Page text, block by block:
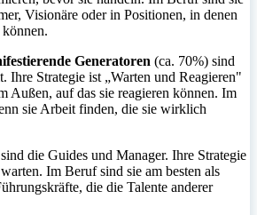
Visionäre oder in Positionen, in denen
Generatoren (ca. 70%) sind
Ihre Strategie ist „Warten und Reagieren"
Außen, auf das sie reagieren können. Im
sie Arbeit finden, die sie wirklich
die Guides und Manager. Ihre Strategie
Im Beruf sind sie am besten als
die die Talente anderer